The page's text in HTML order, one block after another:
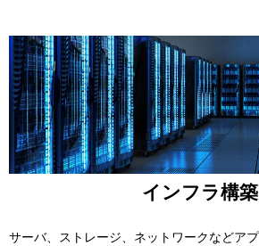
インフラ構築
サーバ、ストレージ、ネットワークなどア